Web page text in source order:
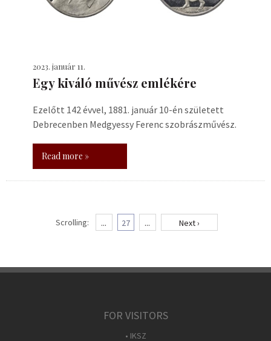
2023. január 11.
Egy kiváló művész emlékére
Ezelőtt 142 évvel, 1881. január 10-én született
Debrecenben Medgyessy Ferenc szobrászművész.
Read more »
Scrolling: ... 27 ... Next ›
FOR VISITORS
• IKSZ